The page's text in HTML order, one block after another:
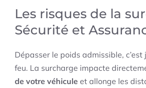
Les risques de la
Sécurité et
Dépasser le poids admissible, c’est
feu. La surcharge impacte
de votre véhicule et allonge les